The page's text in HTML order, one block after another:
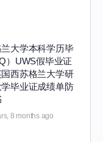
兰大学本科学历毕
）UWS假毕业证
西苏格兰大学研
毕业证成绩单防
8 months ago